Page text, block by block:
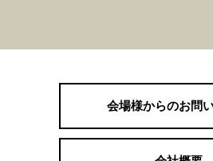
会場様からのお問